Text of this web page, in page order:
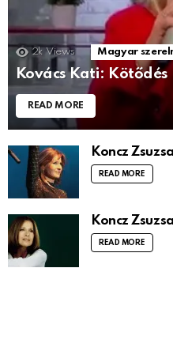
2k Views Magyar
Kovács Kati: Kötődés
READ MORE
Koncz
READ MORE
Koncz
READ MORE